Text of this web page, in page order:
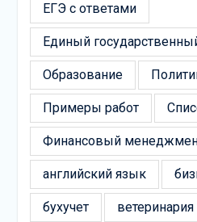
ЕГЭ с ответами
Единый
Образование
Примеры работ
Финансовый
английский язык
бухучет ветеринария